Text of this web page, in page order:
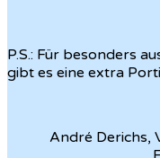
P.S.: Für besonders
gibt es eine extra
André Derichs,